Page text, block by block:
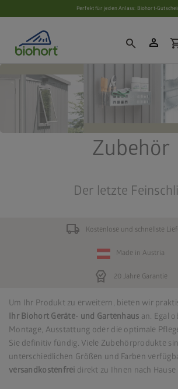
Perfekt für jeden Anlass: Biohort-
search person
Zubehör
Der letzte
local_shipping Kostenlose und schnellste
Made in Austria
editor_choice 20 Jahre Garantie
Um Ihr Produkt zu erweitern, bieten wir
Ihr Biohort Geräte- und Gartenhaus an. Egal
Montage, Ausstattung oder die optimale
Sie definitiv fündig. Viele Zubehörprodukte
unterschiedlichen Größen und Farben
versandkostenfrei direkt zu Ihnen nach Hause